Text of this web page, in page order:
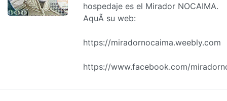
hospedaje es el Mirador NOCAIMA.
AquÃ­ su web:
https://miradornocaima.weebly.com
https://www.facebook.com/